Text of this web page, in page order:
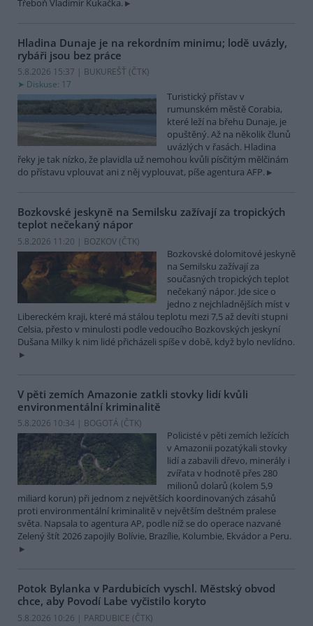
Třeboň Vladimír Kukačka.
Hladina Dunaje je na rekordním minimu; lodě uvázly,
rybáři jsou bez práce
5.8.2026 15:37 | BUKUREŠŤ (ČTK)
Diskuse: 17
Turistický přístav v
rumunském městě Corabia,
které leží na břehu Dunaje, je
opuštěný. Až na několik člunů
uvázlých v řasách. Hladina
řeky je tak nízko, že plavidla už nemohou kvůli písčitým mělčinám
do přístavu vplouvat ani z něj vyplouvat, píše agentura AFP.
Bozkovské jeskyně na Semilsku zažívají za tropických
teplot nečekaný nápor
5.8.2026 11:20 | BOZKOV (ČTK)
Bozkovské dolomitové jeskyně
na Semilsku zažívají za
současných tropických teplot
nečekaný nápor. Jde sice o
jedno z nejchladnějších míst v
Libereckém kraji, které má stálou teplotu mezi 7,5 až devíti stupni
Celsia, přesto v minulosti podle vedoucího Bozkovských jeskyní
Dušana Milky k nim lidé přicházeli spíše v době, když bylo nevlídno.
V pěti zemích Amazonie zatkli stovky lidí kvůli
environmentální kriminalitě
5.8.2026 10:34 | BOGOTÁ (ČTK)
Policisté v pěti zemích ležících
v Amazonii pozatýkali stovky
lidí a zabavili dřevo, minerály i
zvířata v hodnotě přes 280
milionů dolarů (kolem 5,9
miliard korun) při jednom z největších koordinovaných zásahů
proti environmentální kriminalitě v největším deštném pralese
světa. Napsala to agentura AP, podle níž se do operace nazvané
Zelený štít 2026 zapojily Bolívie, Brazílie, Kolumbie, Ekvádor a Peru.
Potok Bylanka v Pardubicích vyschl. Městský obvod
chce, aby Povodí Labe vyčistilo koryto
5.8.2026 10:26 | PARDUBICE (ČTK)